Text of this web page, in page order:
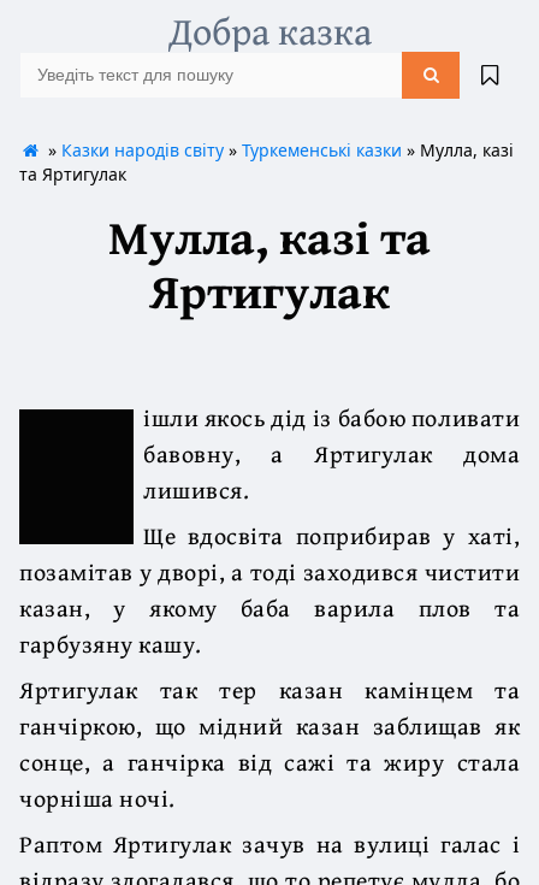
Добра казка
» Казки народів світу» Туркеменські казки » Мулла, казі
та Яртигулак
Мулла, казі та
Яртигулак
ішли якось дід із бабою поливати
бавовну, а Яртигулак дома
лишився.
Ще вдосвіта поприбирав у хаті,
позамітав у дворі, а тоді заходився чистити
казан, у якому баба варила плов та
гарбузяну кашу.
Яртигулак так тер казан камінцем та
ганчіркою, що мідний казан заблищав як
сонце, а ганчірка від сажі та жиру стала
чорніша ночі.
Раптом Яртигулак зачув на вулиці галас і